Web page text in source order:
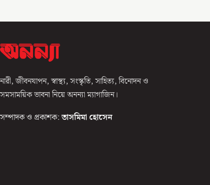
নারী, জীবনযাপন, স্বাস্থ্য, সংস্কৃতি, সাহিত্য, বিনোদন ও
সমসাময়িক ভাবনা নিয়ে অনন্যা ম্যাগাজিন।
সম্পাদক ও প্রকাশক: তাসমিমা হোসেন